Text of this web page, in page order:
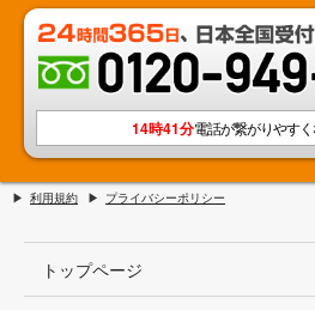
14時41分電話が繋がりやす
利用規約 プライバシーポリシー
トップページ